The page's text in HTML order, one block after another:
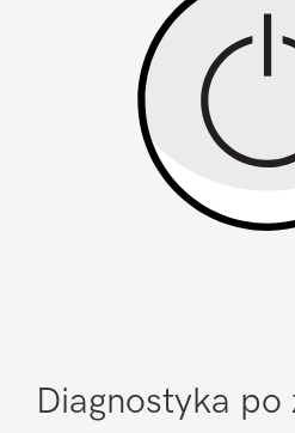
Diagnostyka po